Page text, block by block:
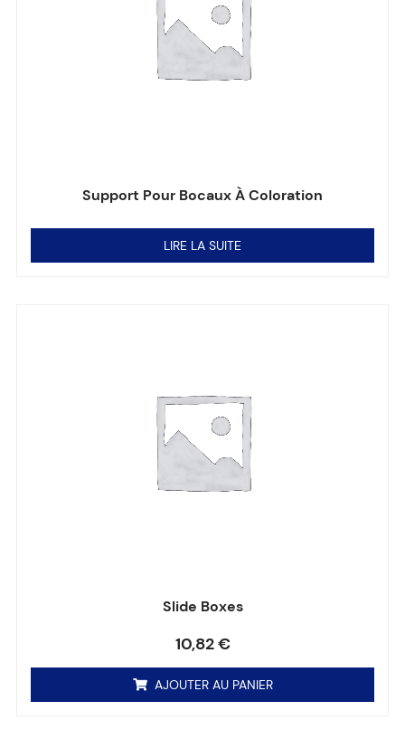
Support Pour Bocaux À Coloration
LIRE LA SUITE
Slide Boxes
10,82€
AJOUTER AU PANIER